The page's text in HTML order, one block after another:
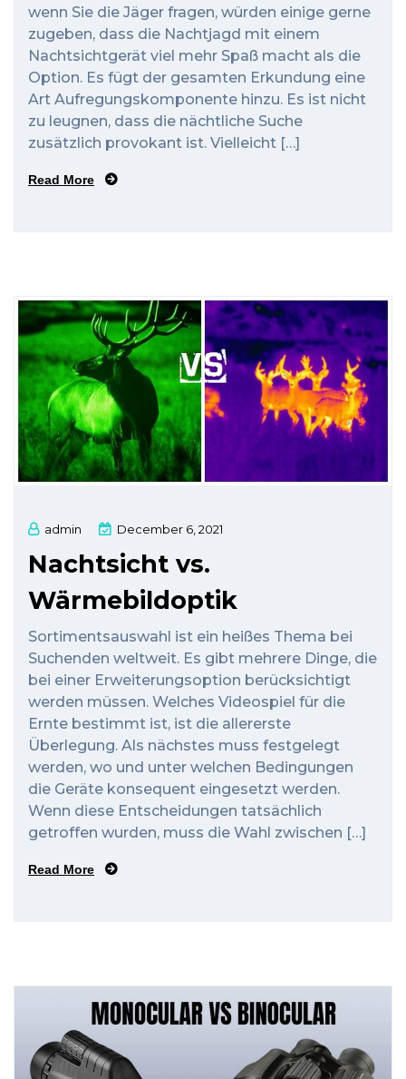
wenn Sie die Jäger fragen, würden einige gerne
zugeben, dass die Nachtjagd mit einem
Nachtsichtgerät viel mehr Spaß macht als die
Option. Es fügt der gesamten Erkundung eine
Art Aufregungskomponente hinzu. Es ist nicht
zu leugnen, dass die nächtliche Suche
zusätzlich provokant ist. Vielleicht […]
Read More
admin December 6, 2021
Nachtsicht vs.
Wärmebildoptik
Sortimentsauswahl ist ein heißes Thema bei
Suchenden weltweit. Es gibt mehrere Dinge, die
bei einer Erweiterungsoption berücksichtigt
werden müssen. Welches Videospiel für die
Ernte bestimmt ist, ist die allererste
Überlegung. Als nächstes muss festgelegt
werden, wo und unter welchen Bedingungen
die Geräte konsequent eingesetzt werden.
Wenn diese Entscheidungen tatsächlich
getroffen wurden, muss die Wahl zwischen […]
Read More